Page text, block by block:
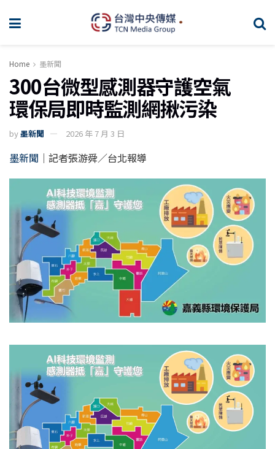
Home 墨新聞
300台微型感測器守護空氣
環保局即時監測網揪污染
by墨新聞 2026 年 7 月 3 日
墨新聞 ｜記者張游舜／台北報導